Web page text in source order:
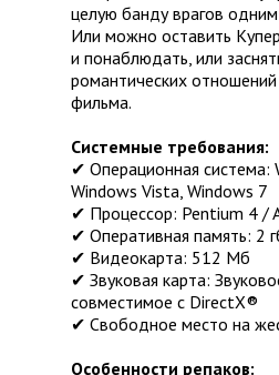
целую банду врагов
Или можно оставить
и понаблюдать, или
романтических
фильма.
Системные требования:
✔ Операционная система:
Windows Vista, Windows 7
✔ Процессор: Pentium 4 /
✔ Оперативная память: 2
✔ Видеокарта: 512 Мб
✔ Звуковая карта:
совместимое с DirectX®
✔ Свободное место на
Особенности репаков: